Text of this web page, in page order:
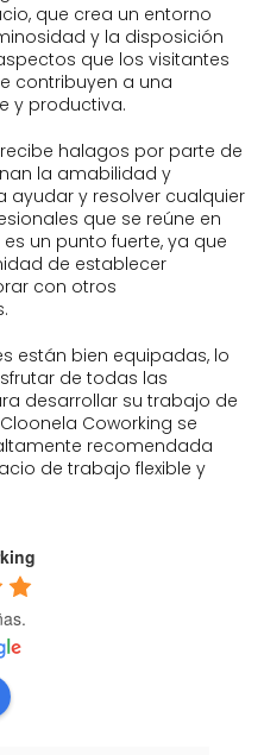
que crea un entorno
y la disposición
que los visitantes
contribuyen a una
y productiva.
halagos por parte de
la amabilidad y
ayudar y resolver cualquier
que se reúne en
un punto fuerte, ya que
de establecer
con otros
están bien equipadas, lo
de todas las
desarrollar su trabajo de
Coworking se
recomendada
de trabajo flexible y